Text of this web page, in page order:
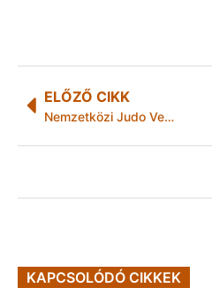
ELŐZŐ CIKK
Nemzetközi Judo Verseny
KAPCSOLÓDÓ CIKKEK